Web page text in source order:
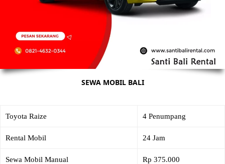
SEWA MOBIL BALI
Toyota Raize 4 Penumpang
Rental Mobil 24 Jam
Sewa Mobil Manual Rp 375.000